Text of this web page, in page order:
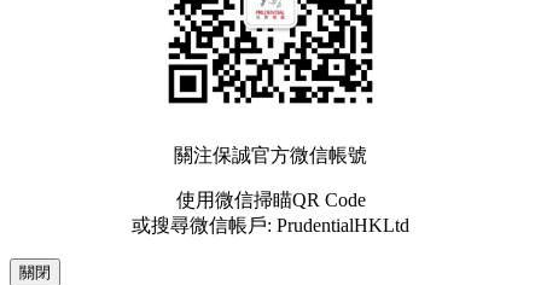
關注保誠官方微信帳號
使用微信掃瞄QR Code
或搜尋微信帳戶: PrudentialHKLtd
關閉